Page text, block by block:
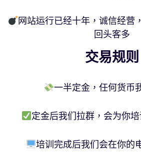
网站运行已经十年，诚信经营
回头客多
交易规则
一半定金，任何货币
定金后我们拉群，会为你
培训完成后我们会在你的